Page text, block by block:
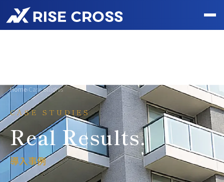
Home›Case Studies
CASE STUDIES
Real Results.
導入事例